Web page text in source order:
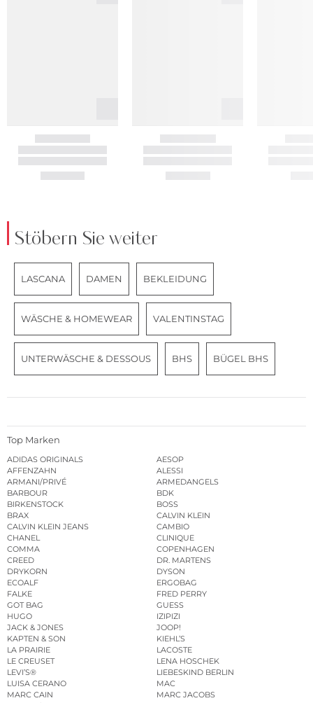
Stöbern Sie weiter
LASCANA DAMEN BEKLEIDUNG
WÄSCHE & HOMEWEAR VALENTINSTAG
UNTERWÄSCHE & DESSOUS BHS BÜGEL BHS
Top Marken
ADIDAS ORIGINALS
AESOP
AFFENZAHN
ALESSI
ARMANI/PRIVÉ
ARMEDANGELS
BARBOUR
BDK
BIRKENSTOCK
BOSS
BRAX
CALVIN KLEIN
CALVIN KLEIN JEANS
CAMBIO
CHANEL
CLINIQUE
COMMA
COPENHAGEN
CREED
DR. MARTENS
DRYKORN
DYSON
ECOALF
ERGOBAG
FALKE
FRED PERRY
GOT BAG
GUESS
HUGO
IZIPIZI
JACK & JONES
JOOP!
KAPTEN & SON
KIEHL’S
LA PRAIRIE
LACOSTE
LE CREUSET
LENA HOSCHEK
LEVI’S®
LIEBESKIND BERLIN
LUISA CERANO
MAC
MARC CAIN
MARC JACOBS